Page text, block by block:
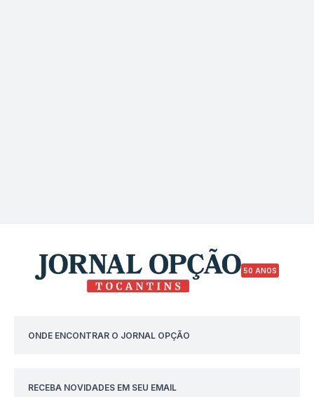
50 ANOS
ONDE ENCONTRAR O JORNAL OPÇÃO
RECEBA NOVIDADES EM SEU EMAIL